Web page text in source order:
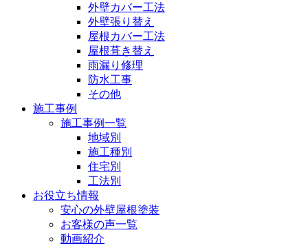
外壁カバー工法
外壁張り替え
屋根カバー工法
屋根葺き替え
雨漏り修理
防水工事
その他
施工事例
施工事例一覧
地域別
施工種別
住宅別
工法別
お役立ち情報
安心の外壁屋根塗装
お客様の声一覧
動画紹介